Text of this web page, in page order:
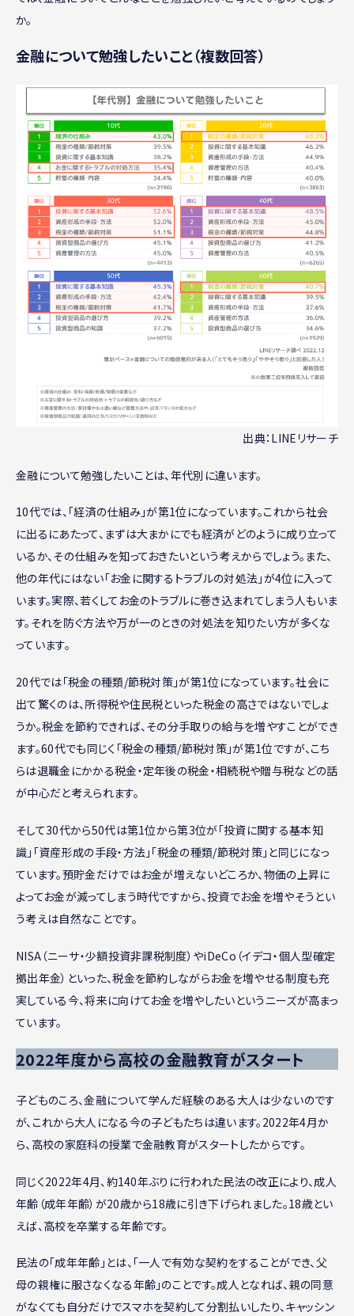
か。
金融について勉強したいこと（複数回答）
出典：LINEリサーチ
金融について勉強したいことは、年代別に違います。
10代では、「経済の仕組み」が第1位になっています。これから社会
に出るにあたって、まずは大まかにでも経済がどのように成り立って
いるか、その仕組みを知っておきたいという考えからでしょう。また、
他の年代にはない「お金に関するトラブルの対処法」が4位に入って
います。実際、若くしてお金のトラブルに巻き込まれてしまう人もいま
す。それを防ぐ方法や万が一のときの対処法を知りたい方が多くな
っています。
20代では「税金の種類/節税対策」が第1位になっています。社会に
出て驚くのは、所得税や住民税といった税金の高さではないでしょ
うか。税金を節約できれば、その分手取りの給与を増やすことができ
ます。60代でも同じく「税金の種類/節税対策」が第1位ですが、こち
らは退職金にかかる税金・定年後の税金・相続税や贈与税などの話
が中心だと考えられます。
そして30代から50代は第1位から第3位が「投資に関する基本知
識」「資産形成の手段・方法」「税金の種類/節税対策」と同じになっ
ています。預貯金だけではお金が増えないどころか、物価の上昇に
よってお金が減ってしまう時代ですから、投資でお金を増やそうとい
う考えは自然なことです。
NISA（ニーサ・少額投資非課税制度）やiDeCo（イデコ・個人型確定
拠出年金）といった、税金を節約しながらお金を増やせる制度も充
実している今、将来に向けてお金を増やしたいというニーズが高まっ
ています。
2022年度から高校の金融教育がスタート
子どものころ、金融について学んだ経験のある大人は少ないのです
が、これから大人になる今の子どもたちは違います。2022年4月か
ら、高校の家庭科の授業で金融教育がスタートしたからです。
同じく2022年4月、約140年ぶりに行われた民法の改正により、成人
年齢（成年年齢）が20歳から18歳に引き下げられました。18歳とい
えば、高校を卒業する年齢です。
民法の「成年年齢」とは、「一人で有効な契約をすることができ、父
母の親権に服さなくなる年齢」のことです。成人となれば、親の同意
がなくても自分だけでスマホを契約して分割払いしたり、キャッシン